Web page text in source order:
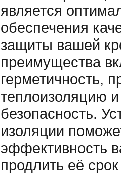
является
обеспечения
защиты вашей
преимущества
герметичность,
теплоизоляцию
безопасность.
изоляции
эффективность
продлить её